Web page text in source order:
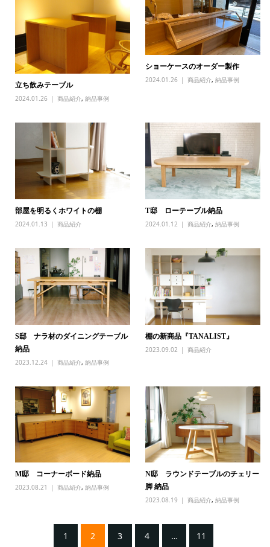
立ち飲みテーブル
2024.01.26
商品紹介, 納品事例
ショーケースのオーダー製作
2024.01.26
商品紹介,納品事例
部屋を明るくホワイトの棚
2024.01.13
商品紹介
T邸 ローテーブル納品
2024.01.12
商品紹介,納品事例
S邸 ナラ材のダイニングテーブル
納品
2023.12.24
商品紹介, 納品事例
棚の新商品『TANALIST』
2023.09.02
商品紹介
M邸 コーナーボード納品
2023.08.21
商品紹介, 納品事例
N邸 ラウンドテーブルのチェリー
脚 納品
2023.08.19
商品紹介,納品事例
1 2 3 4 … 11